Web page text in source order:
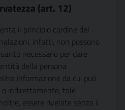
(art. 12)
il principio cardine del
infatti, non possono
necessario per dare
della persona
informazione da cui può
indirettamente, tale
essere rivelate senza il